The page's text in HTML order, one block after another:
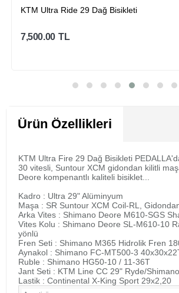
KTM Ultra Ride 29 Dağ Bisikleti
7,500.00 TL
Ürün Özellikleri
KTM Ultra Fire 29 Dağ Bisikleti
30 vitesli, Suntour XCM gidondan kilitli
Deore kompenantlı kaliteli bisiklet...
Kadro : Ultra 29" Alüminyum
Maşa : SR Suntour XCM Coil-RL,
Arka Vites : Shimano Deore M610-SGS
Vites Kolu : Shimano Deore SL-M610-10
yönlü
Fren Seti : Shimano M365 Hidrolik Fren
Aynakol : Shimano FC-MT500-3
Ruble : Shimano HG50-10 / 11-36T
Jant Seti : KTM Line CC 29" Ryde/
Lastik : Continental X-King Sport 29x2,20